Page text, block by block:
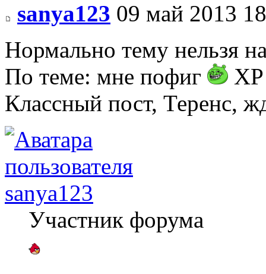
sanya123 09 май 2013
Нормально тему нельзя
По теме: мне пофиг
Классный пост, Теренс,
sanya123
Участник форума